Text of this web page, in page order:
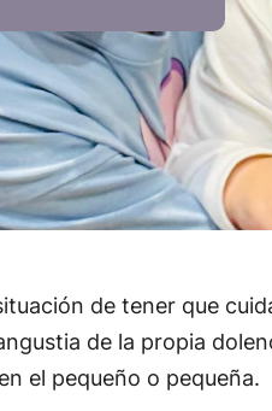
de tener que
de la propia
el pequeño o pequeña.